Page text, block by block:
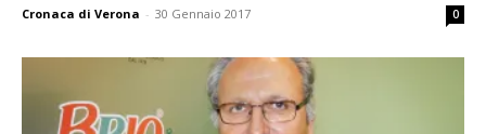
Cronaca di Verona - 30 Gennaio 2017 0